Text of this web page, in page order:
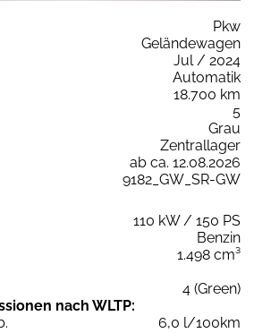
Pkw
Geländewagen
Jul / 2024
Automatik
18.700 km
5
Grau
Zentrallager
ab ca. 12.08.2026
9182_GW_SR-GW
110 kW / 150 PS
Benzin
1.498 cm³
4 (Green)
nach WLTP:
6,0 l/100km